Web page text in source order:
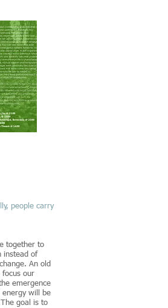
people carry
together to
instead of
An old
focus our
emergence
energy will be
goal is to